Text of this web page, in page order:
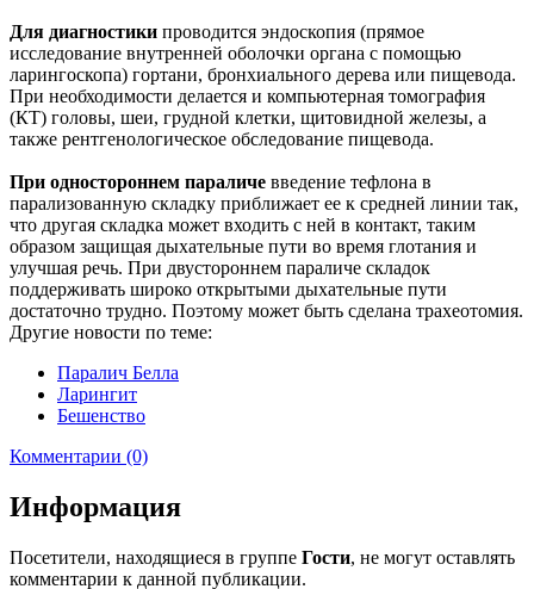
Для диагностики проводится эндоскопия (прямое
исследование внутренней оболочки органа с помощью
ларингоскопа) гортани, бронхиального дерева или пищевода.
При необходимости делается и компьютерная томография
(КТ) головы, шеи, грудной клетки, щитовидной железы, а
также рентгенологическое обследование пищевода.
При одностороннем параличе введение тефлона в
парализованную складку приближает ее к средней линии так,
что другая складка может входить с ней в контакт, таким
образом защищая дыхательные пути во время глотания и
улучшая речь. При двустороннем параличе складок
поддерживать широко открытыми дыхательные пути
достаточно трудно. Поэтому может быть сделана трахеотомия.
Другие новости по теме:
Паралич Белла
Ларингит
Бешенство
Комментарии (0)
Информация
Посетители, находящиеся в группе Гости, не могут оставлять
комментарии к данной публикации.